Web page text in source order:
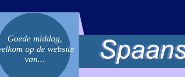
Goede middag,
op de website
van...